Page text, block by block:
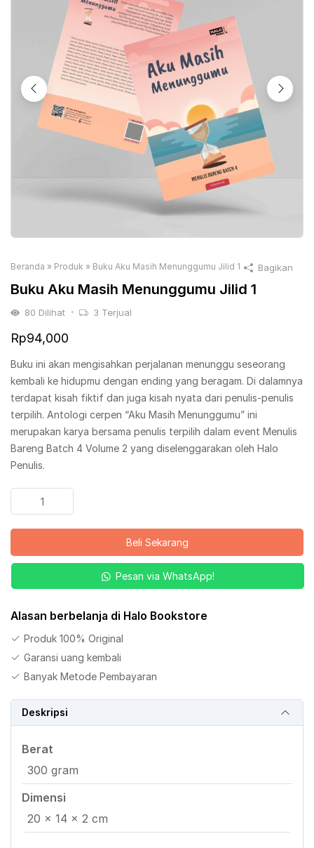
Beranda » Produk » Buku Aku Masih Menunggumu Jilid 1
Buku Aku Masih Menunggumu Jilid 1
80 Dilihat 3 Terjual
Rp94,000
Buku ini akan mengisahkan perjalanan menunggu seseorang
kembali ke hidupmu dengan ending yang beragam. Di dalamnya
terdapat kisah fiktif dan juga kisah nyata dari penulis-penulis
terpilih. Antologi cerpen “Aku Masih Menunggumu” ini
merupakan karya bersama penulis terpilih dalam event Menulis
Bareng Batch 4 Volume 2 yang diselenggarakan oleh Halo
Penulis.
Kuantitas
Buku
Aku
Menunggumu
Beli Sekarang
Pesan via WhatsApp!
Alasan berbelanja di Halo Bookstore
Produk 100% Original
Garansi uang kembali
Banyak Metode Pembayaran
Bagikan
Deskripsi
Berat
300 gram
Dimensi
20 × 14 × 2 cm